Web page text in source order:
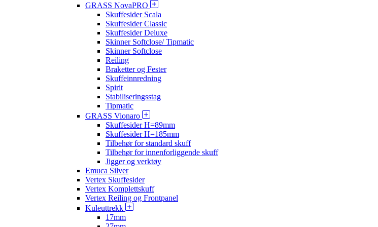
GRASS NovaPRO
Skuffesider Scala
Skuffesider Classic
Skuffesider Deluxe
Skinner Softclose/ Tipmatic
Skinner Softclose
Reiling
Braketter og Fester
Skuffeinnredning
Spirit
Stabiliseringsstag
Tipmatic
GRASS Vionaro
Skuffesider H=89mm
Skuffesider H=185mm
Tilbehør for standard skuff
Tilbehør for innenforliggende skuff
Jigger og verktøy
Emuca Silver
Vertex Skuffesider
Vertex Komplettskuff
Vertex Reiling og Frontpanel
Kuleuttrekk
17mm